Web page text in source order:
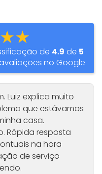
de 4.9 de 5
no Google
Luiz explica muito
que estávamos
casa.
Rápida resposta
na hora
de serviço